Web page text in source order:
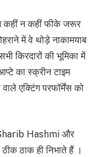
कहीं न कहीं फीके जरूर
में वे थोड़े नाकामयाब
किरदारों की भूमिका में
का स्क्रीन टाइम
एक्टिंग परफॉर्मेंस को
Hashmi और
ठाक ही निभाते हैं ।